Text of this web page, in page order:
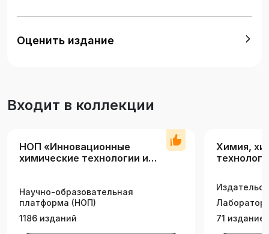
апробировавшие задания в учебном процессе.
Для студентов вузов, аспирантов,
преподавателей и специалистов.
Оценить издание
Входит в коллекции
НОП «Инновационные
химические технологии и
Научно-образовательная
платформа (НОП)
1186 изданий
Химия,
71 издание